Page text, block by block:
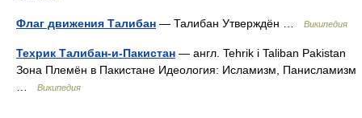
Флаг движения Талибан — Талибан Утверждён … Википедия
Техрик Талибан-и-Пакистан — англ. Tehrik i Taliban Pakistan
Зона Племён в Пакистане Идеология: Исламизм, Панисламизм
Википедия